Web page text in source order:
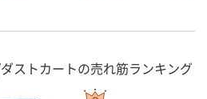
ストカートの売れ筋ランキング